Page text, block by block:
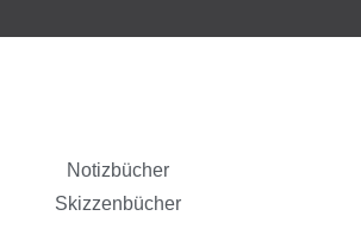
Notizbücher
Skizzenbücher